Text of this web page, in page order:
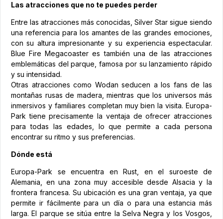
Las atracciones que no te puedes perder
Entre las atracciones más conocidas, Silver Star sigue siendo
una referencia para los amantes de las grandes emociones,
con su altura impresionante y su experiencia espectacular.
Blue Fire Megacoaster es también una de las atracciones
emblemáticas del parque, famosa por su lanzamiento rápido
y su intensidad.
Otras atracciones como Wodan seducen a los fans de las
montañas rusas de madera, mientras que los universos más
inmersivos y familiares completan muy bien la visita. Europa-
Park tiene precisamente la ventaja de ofrecer atracciones
para todas las edades, lo que permite a cada persona
encontrar su ritmo y sus preferencias.
Dónde está
Europa-Park se encuentra en Rust, en el suroeste de
Alemania, en una zona muy accesible desde Alsacia y la
frontera francesa. Su ubicación es una gran ventaja, ya que
permite ir fácilmente para un día o para una estancia más
larga. El parque se sitúa entre la Selva Negra y los Vosgos,